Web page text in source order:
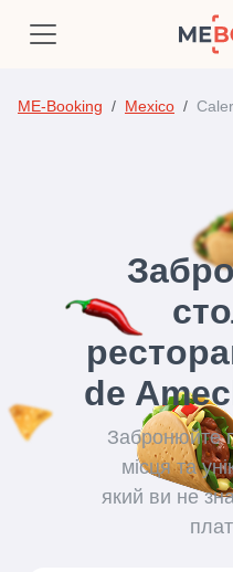
ME-Booking Mexico
de
Забронюйте
місця та
який ви не